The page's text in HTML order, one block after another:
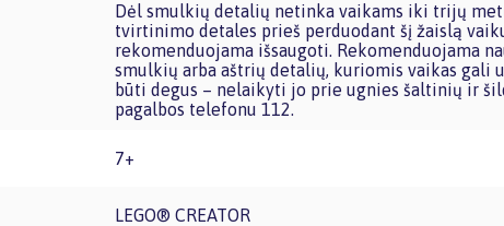
Dėl smulkių detalių netinka vaikams iki trijų metų amžiaus. Pašalinkite visą pakuotę,
tvirtinimo detales prieš perduodant šį žaislą
rekomenduojama išsaugoti. Rekomenduojama
smulkių arba aštrių detalių, kuriomis vaikas gali
būti degus – nelaikyti jo prie ugnies šaltinių ir
pagalbos telefonu 112.
7+
LEGO® CREATOR